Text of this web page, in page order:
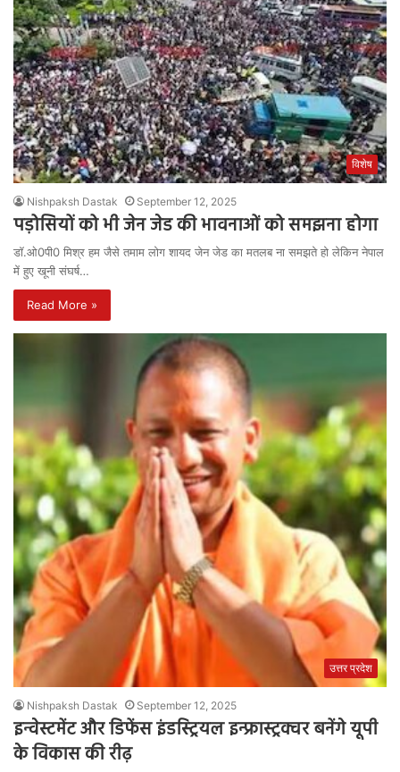
विशेष
Nishpaksh Dastak September 12, 2025
पड़ोसियों को भी जेन जेड की भावनाओं को समझना होगा
डॉ.ओ0पी0 मिश्र हम जैसे तमाम लोग शायद जेन जेड का मतलब ना समझते हो लेकिन नेपाल
में हुए खूनी संघर्ष…
Read More »
उत्तर प्रदेश
Nishpaksh Dastak September 12, 2025
इन्वेस्टमेंट और डिफेंस इंडस्ट्रियल इन्फ्रास्ट्रक्चर बनेंगे यूपी
के विकास की रीढ़